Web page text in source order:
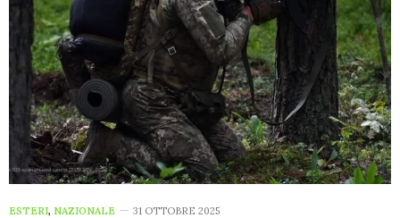
ESTERI, NAZIONALE 31 OTTOBRE 2025